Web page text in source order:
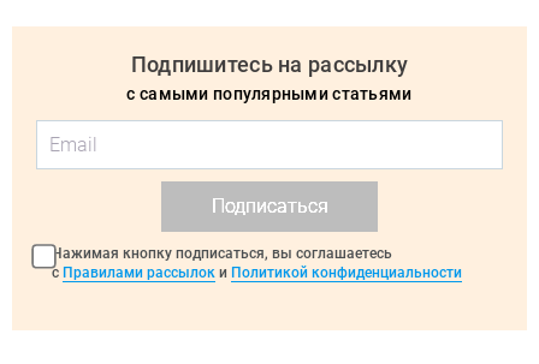
Подпишитесь на рассылку
с самыми популярными статьями
Подписаться
Нажимая кнопку подписаться, вы соглашаетесь
с Правилами рассылок и Политикой конфиденциальности